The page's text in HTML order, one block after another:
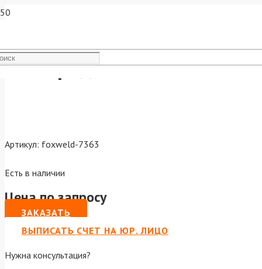
Электродвигатель
Артикул: foxweld-7363
Есть в наличии
Цена по запросу
ЗАКАЗАТЬ
ВЫПИСАТЬ СЧЕТ НА ЮР. ЛИЦО
Нужна консультация?